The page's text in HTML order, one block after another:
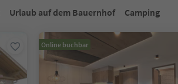
Urlaub auf dem Bauernhof Camping
Online buchbar